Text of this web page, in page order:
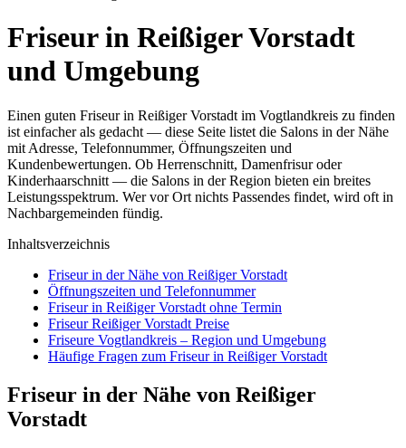
Friseur in Reißiger Vorstadt
und Umgebung
Einen guten Friseur in Reißiger Vorstadt im Vogtlandkreis zu finden
ist einfacher als gedacht — diese Seite listet die Salons in der Nähe
mit Adresse, Telefonnummer, Öffnungszeiten und
Kundenbewertungen. Ob Herrenschnitt, Damenfrisur oder
Kinderhaarschnitt — die Salons in der Region bieten ein breites
Leistungsspektrum. Wer vor Ort nichts Passendes findet, wird oft in
Nachbargemeinden fündig.
Inhaltsverzeichnis
Friseur in der Nähe von Reißiger Vorstadt
Öffnungszeiten und Telefonnummer
Friseur in Reißiger Vorstadt ohne Termin
Friseur Reißiger Vorstadt Preise
Friseure Vogtlandkreis – Region und Umgebung
Häufige Fragen zum Friseur in Reißiger Vorstadt
Friseur in der Nähe von Reißiger
Vorstadt